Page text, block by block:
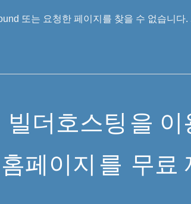
또는 요청한 페이지를 찾을 수 없습니다
빌더호스팅 을 이
페이지 를 무료